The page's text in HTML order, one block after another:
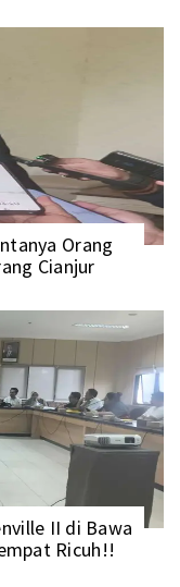
Orang
Cianjur
II di Bawa
Ricuh!!